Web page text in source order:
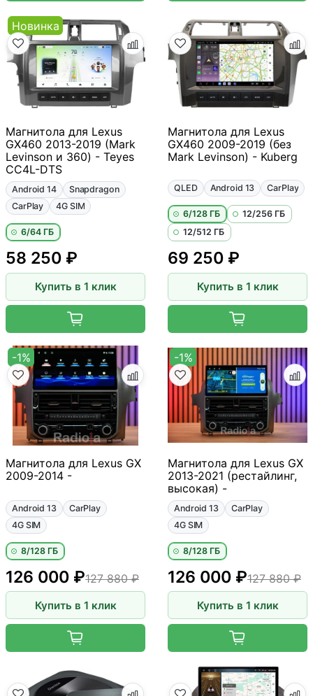
Новинка
Магнитола для Lexus
GX460 2013-2019 (Mark
Levinson и 360) - Teyes
CC4L-DTS
Android 14
Snapdragon
CarPlay
4G SIM
6/64 ГБ
58 250 ₽
Купить в 1 клик
Магнитола для Lexus
GX460 2009-2019 (без
Mark Levinson) - Kuberg
QLED Android 13 CarPlay
6/128 ГБ
12/256 ГБ
12/512 ГБ
69 250 ₽
Купить в 1 клик
-1%
Магнитола для Lexus GX
2009-2014 -
Android 13
CarPlay
4G SIM
8/128 ГБ
127 880 ₽
126 000 ₽
Купить в 1 клик
-1%
Магнитола для Lexus GX
2013-2021 (рестайлинг,
высокая) -
Android 13
CarPlay
4G SIM
8/128 ГБ
127 880 ₽
126 000 ₽
Купить в 1 клик